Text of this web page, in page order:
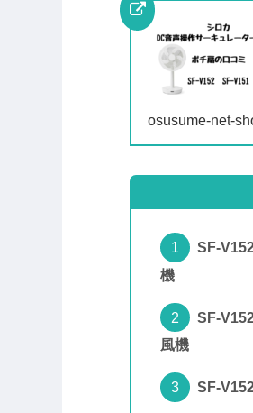
osusume-net-
SF-
機
SF-
風機
SF-